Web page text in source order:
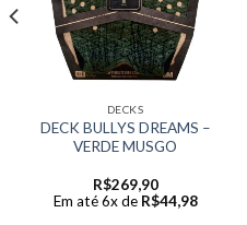
DECKS
DECK BULLYS DREAMS –
VERDE MUSGO
R$269,90
Em até 6x de R$44,98